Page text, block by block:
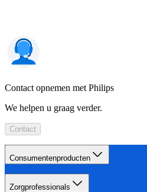
Contact opnemen met Philips
We helpen u graag verder.
Contact
Consumentenproducten
Zorgprofessionals